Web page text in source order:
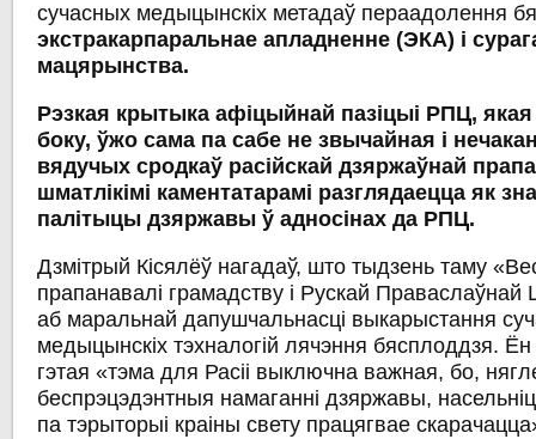
сучасных медыцынскіх метадаў пераадолення
экстракарпаральнае апладненне (ЭКА) і
мацярынства.
Рэзкая крытыка афіцыйнай пазіцыі РПЦ, якая
боку, ўжо сама па сабе не звычайная і
вядучых сродкаў расійскай дзяржаўнай
шматлікімі каментатарамі разглядаецца як
палітыцы дзяржавы ў адносінах да РПЦ.
Дзмітрый Кісялёў нагадаў, што тыдзень таму
прапанавалі грамадству і Рускай Праваслаўнай
аб маральнай дапушчальнасці выкарыстання
медыцынскіх тэхналогій лячэння бясплоддзя. Ён
гэтая «тэма для Расіі выключна важная, бо,
беспрэцэдэнтныя намаганні дзяржавы,
па тэрыторыі краіны свету працягвае